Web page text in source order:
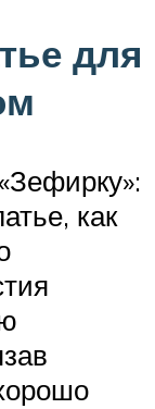
для
как